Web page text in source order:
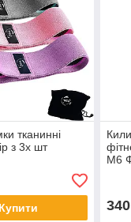
тканинні
з 3х шт
Купити
M6
340